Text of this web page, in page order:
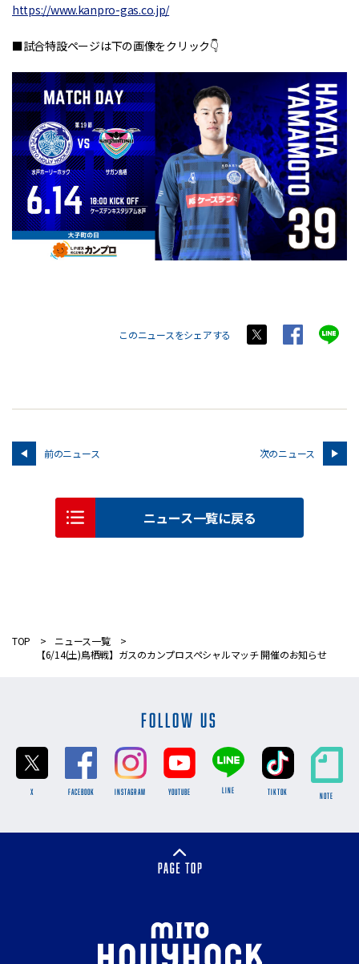
https://www.kanpro-gas.co.jp/
■試合特設ページは下の画像をクリック👇
このニュースをシェアする
前のニュース 次のニュース
ニュース一覧に戻る
TOP
ニュース一覧
【6/14(土)鳥栖戦】ガスのカンプロスペシャルマッチ 開催のお知らせ
FOLLOW US
X FACEBOOK INSTAGRAM YOUTUBE LINE TikTok NOTE